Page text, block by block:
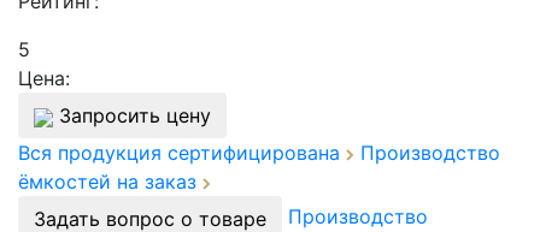
5
Цена:
Запросить цену
Вся продукция сертифицирована
Производство
ёмкостей на заказ
Задать вопрос о товаре
Производство